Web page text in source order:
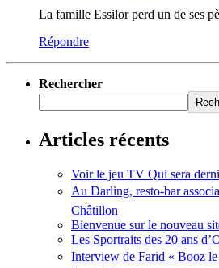
La famille Essilor perd un de ses
Répondre
Rechercher
Articles récents
Voir le jeu TV Qui sera
Au Darling, resto-bar
Châtillon
Bienvenue sur le nouveau
Les Sportraits des 20 ans
Interview de Farid « Booz